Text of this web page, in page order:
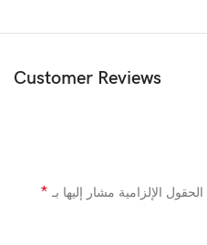
Customer Reviews
الحقول الإلزامية مشار إليها بـ *